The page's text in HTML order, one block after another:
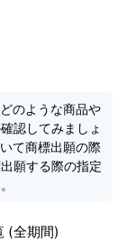
のような商品や
認してみましょ
て商標出願の際
願する際の指定
(全期間)